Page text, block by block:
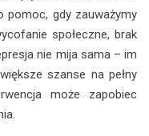
pomoc, gdy zauważymy
społeczne, brak
nie mija sama – im
szanse na pełny
może zapobiec